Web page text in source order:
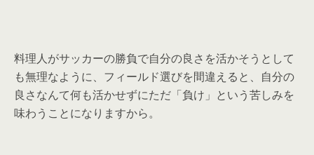
料理人がサッカーの勝負で自分の良さを活かそうとして
も無理なように、フィールド選びを間違えると、自分の
良さなんて何も活かせずにただ「負け」という苦しみを
味わうことになりますから。